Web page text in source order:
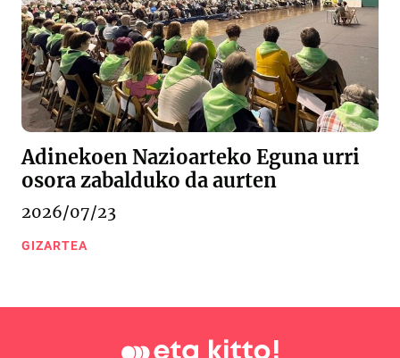
Adinekoen Nazioarteko Eguna urri
osora zabalduko da aurten
2026/07/23
GIZARTEA